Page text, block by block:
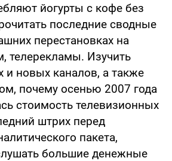
йогурты с кофе без
последние сводные
перестановках на
телерекламы. Изучить
и новых каналов, а также
почему осенью 2007 года
стоимость телевизионных
штрих перед
пакета,
большие денежные